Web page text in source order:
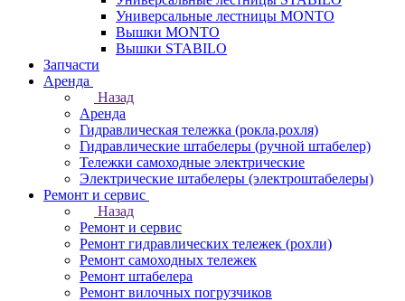
Универсальные лестницы MONTO
Вышки MONTO
Вышки STABILO
Запчасти
Аренда
Назад
Аренда
Гидравлическая тележка (рокла,рохля)
Гидравлические штабелеры (ручной штабелер)
Тележки самоходные электрические
Электрические штабелеры (электроштабелеры)
Ремонт и сервис
Назад
Ремонт и сервис
Ремонт гидравлических тележек (рохли)
Ремонт самоходных тележек
Ремонт штабелера
Ремонт вилочных погрузчиков